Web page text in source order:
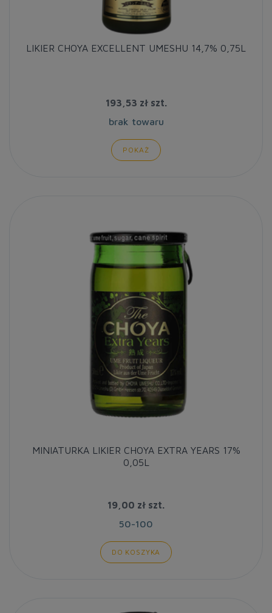
LIKIER CHOYA EXCELLENT UMESHU 14,7% 0,75L
193,53 złszt.
brak towaru
POKAŻ
MINIATURKA LIKIER CHOYA EXTRA YEARS 17%
0,05L
19,00 zł szt.
50-100
DO KOSZYKA